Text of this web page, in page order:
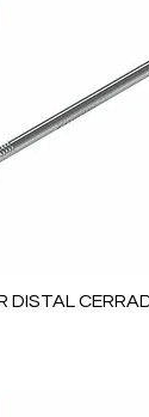
rápida
DISTAL